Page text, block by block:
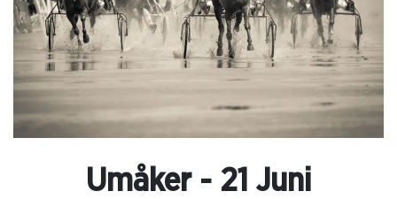
Umåker - 21 Juni